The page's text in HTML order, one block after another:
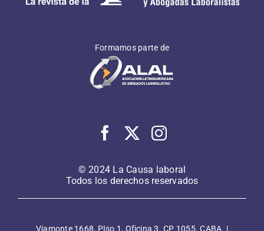
Formamos parte de
© 2024 La Causa laboral
Todos los derechos reservados
Viamonte 1668, PIso 1, Oficina 3. CP 1055. CABA. |